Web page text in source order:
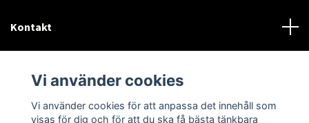
Kontakt
Sociala medier
Vi använder cookies
Vi använder cookies för att anpassa det innehåll som
visas för dig och för att du ska få bästa tänkbara